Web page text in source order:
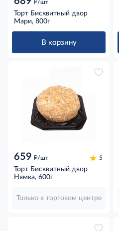
/шт
Торт Бисквитный двор
Мари, 800г
В корзину
659 д/шт 5
Торт Бисквитный двор
Нямка, 600г
Только в торговом центре